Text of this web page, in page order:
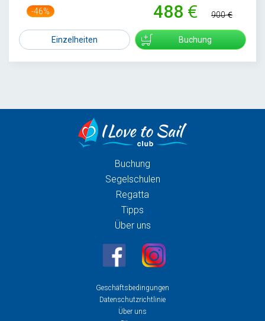
-46% 488 900
Einzelheiten Buchung
Buchung
Segelschulen
Regatta
Tipps
Über uns
Geschäftsbedingungen
Datenschutzrichtlinie
Über uns